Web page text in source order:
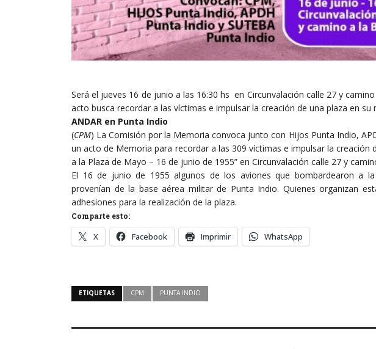
Será el jueves 16 de junio a las 16:30 hs en Circunvalación calle 27 y
acto busca recordar a las víctimas e impulsar la creación de una plaza en su
ANDAR en Punta Indio
(CPM) La Comisión por la Memoria convoca junto con Hijos Punta Indio,
un acto de Memoria para recordar a las 309 víctimas e impulsar la creación
a la Plaza de Mayo – 16 de junio de 1955” en Circunvalación calle 27 y
El 16 de junio de 1955 algunos de los aviones que bombardearon a
provenían de la base aérea militar de Punta Indio. Quienes organizan
adhesiones para la realización de la plaza.
Comparte esto:
X Facebook Imprimir WhatsApp
ETIQUETAS CPM PUNTA INDIO